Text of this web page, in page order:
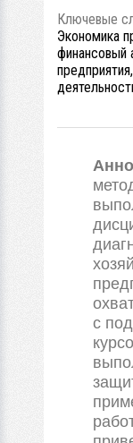
Ключевые
Экономика
финансовый
с